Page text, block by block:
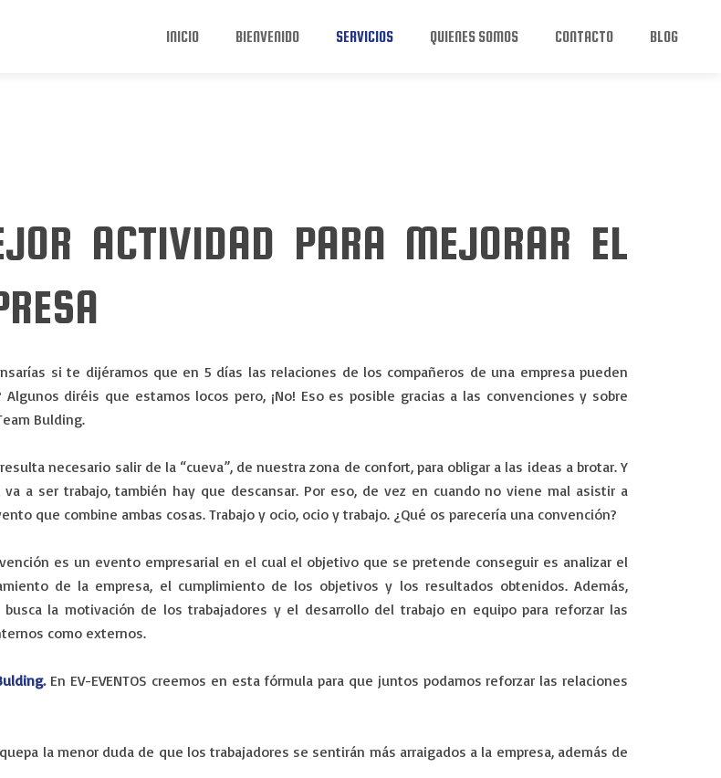
INICIO BIENVENIDO SERVICIOS QUIENES SOMOS CONTACTO BLOG
ACTIVIDAD PARA MEJORAR EL
si te dijéramos que en 5 días las relaciones de los compañeros de una empresa pueden
Algunos diréis que estamos locos pero, ¡No! Eso es posible gracias a las convenciones y sobre
Bulding.
necesario salir de la “cueva”, de nuestra zona de confort, para obligar a las ideas a brotar. Y
a ser trabajo, también hay que descansar. Por eso, de vez en cuando no viene mal asistir a
que combine ambas cosas. Trabajo y ocio, ocio y trabajo. ¿Qué os parecería una convención?
es un evento empresarial en el cual el objetivo que se pretende conseguir es analizar el
de la empresa, el cumplimiento de los objetivos y los resultados obtenidos. Además,
busca la motivación de los trabajadores y el desarrollo del trabajo en equipo para reforzar las
como externos.
. En EV-EVENTOS creemos en esta fórmula para que juntos podamos reforzar las relaciones
la menor duda de que los trabajadores se sentirán más arraigados a la empresa, además de